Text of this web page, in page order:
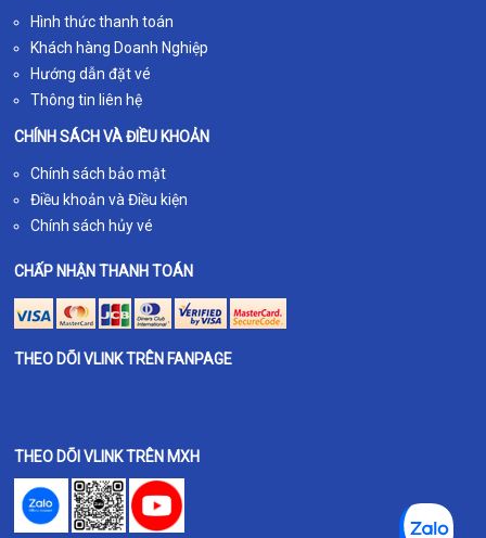
Hình thức thanh toán
Khách hàng Doanh Nghiệp
Hướng dẫn đặt vé
Thông tin liên hệ
CHÍNH SÁCH VÀ ĐIỀU KHOẢN
Chính sách bảo mật
Điều khoản và Điều kiện
Chính sách hủy vé
CHẤP NHẬN THANH TOÁN
THEO DÕI VLINK TRÊN FANPAGE
THEO DÕI VLINK TRÊN MXH